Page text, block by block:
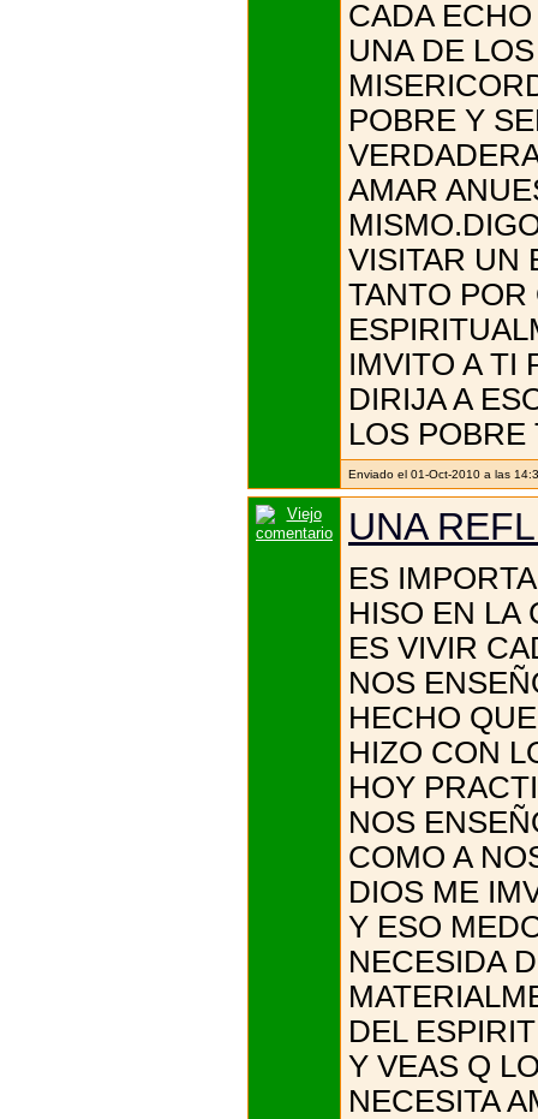
CADA
UNA DE
POBRE Y
AMAR
VISITAR UN
TANTO POR
IMVITO A TI
DIRIJA A
LOS POBRE
Enviado el 01-Oct-2010 a las
UNA
ES
HISO EN LA
ES VIVIR
NOS
HECHO
HIZO CON
HOY
NOS
COMO A
DIOS ME
Y ESO
NECESIDA
DEL
Y VEAS Q
NECESITA